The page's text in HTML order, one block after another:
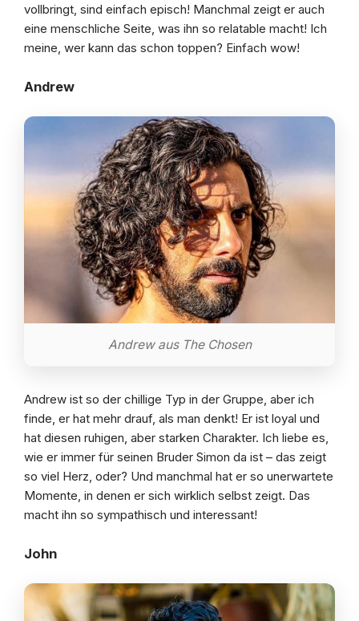
vollbringt, sind einfach episch! Manchmal zeigt er auch
eine menschliche Seite, was ihn so relatable macht! Ich
meine, wer kann das schon toppen? Einfach wow!
Andrew
Andrew aus The Chosen
Andrew ist so der chillige Typ in der Gruppe, aber ich
finde, er hat mehr drauf, als man denkt! Er ist loyal und
hat diesen ruhigen, aber starken Charakter. Ich liebe es,
wie er immer für seinen Bruder Simon da ist – das zeigt
so viel Herz, oder? Und manchmal hat er so unerwartete
Momente, in denen er sich wirklich selbst zeigt. Das
macht ihn so sympathisch und interessant!
John